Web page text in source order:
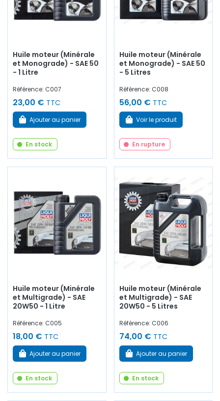
Huile moteur (Minérale
et Monograde) - SAE 50
- 1 Litre
Référence: C007
23,00 € TTC
Ajouter au panier
En stock
Huile moteur (Minérale
et Monograde) - SAE 50
- 5 Litres
Référence: C008
56,00 € TTC
Voir le produit
En rupture
Huile moteur (Minérale
et Multigrade) - SAE
20W50 - 1 Litre
Référence: C005
18,00 € TTC
Ajouter au panier
En stock
Huile moteur (Minérale
et Multigrade) - SAE
20W50 - 5 Litres
Référence: C006
74,00 € TTC
Ajouter au panier
En stock